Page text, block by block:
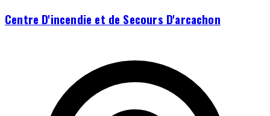
Centre D'incendie et de Secours D'arcachon